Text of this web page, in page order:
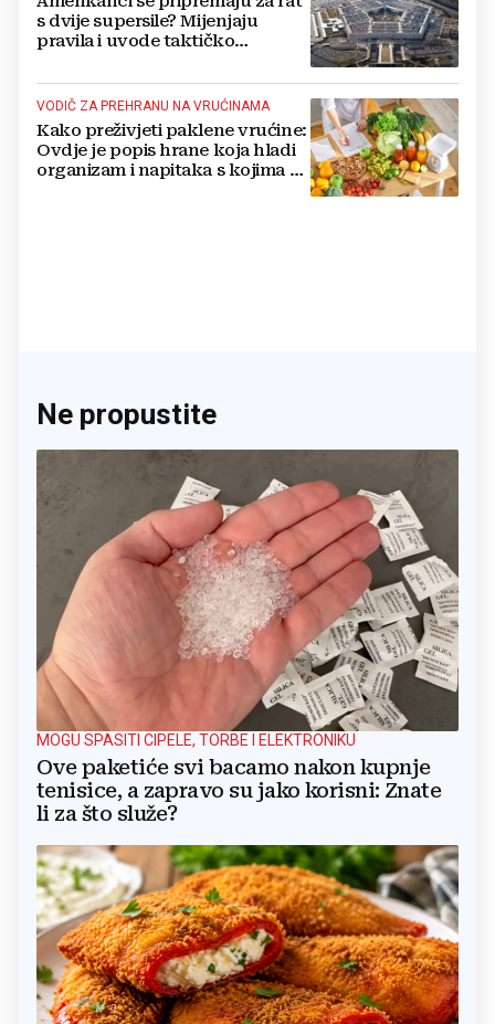
s dvije supersile? Mijenjaju
pravila i uvode taktičko
VODIČ ZA PREHRANU NA VRUĆINAMA
Kako preživjeti paklene vrućine:
Ovdje je popis hrane koja hladi
organizam i napitaka s kojima si
Ne propustite
MOGU SPASITI CIPELE, TORBE I ELEKTRONIKU
Ove paketiće svi bacamo nakon kupnje
tenisice, a zapravo su jako korisni: Znate
li za što služe?